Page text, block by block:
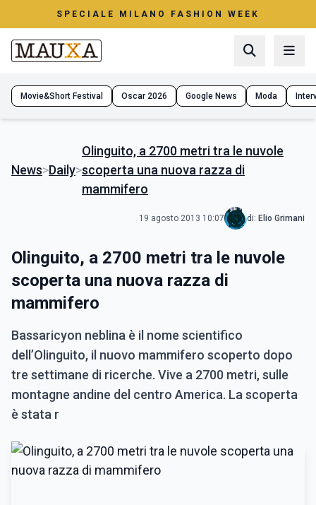
SPECIALE MILANO FASHION WEEK
Movie&Short Festival Oscar 2026 Google News Moda
News>Daily>
Olinguito, a 2700 metri tra le nuvole
scoperta una nuova razza di
mammifero
19 agosto 2013 10:07 di: Elio Grimani
Olinguito, a 2700 metri tra le nuvole
scoperta una nuova razza di
mammifero
Bassaricyon neblina è il nome scientifico
dell’Olinguito, il nuovo mammifero scoperto dopo
tre settimane di ricerche. Vive a 2700 metri, sulle
montagne andine del centro America. La scoperta
è stata r